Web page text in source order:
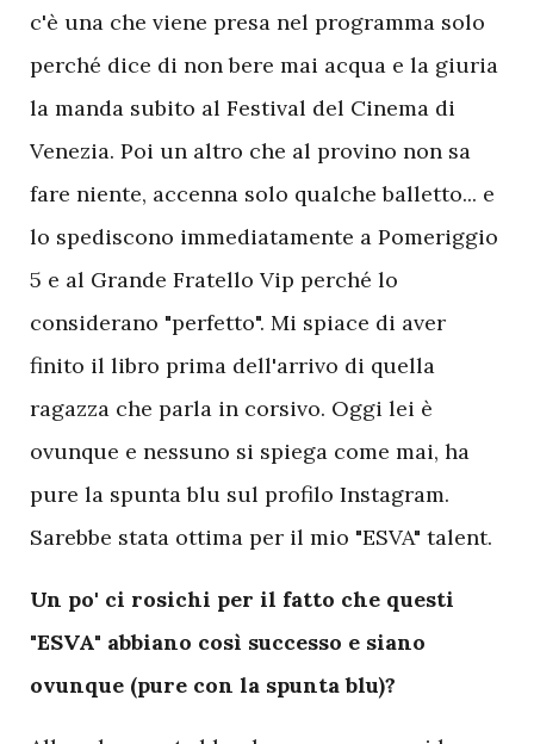
c'è una che viene presa nel programma solo
perché dice di non bere mai acqua e la giuria
la manda subito al Festival del Cinema di
Venezia. Poi un altro che al provino non sa
fare niente, accenna solo qualche balletto... e
lo spediscono immediatamente a Pomeriggio
5 e al Grande Fratello Vip perché lo
considerano "perfetto". Mi spiace di aver
finito il libro prima dell'arrivo di quella
ragazza che parla in corsivo. Oggi lei è
ovunque e nessuno si spiega come mai, ha
pure la spunta blu sul profilo Instagram.
Sarebbe stata ottima per il mio "ESVA" talent.
Un po' ci rosichi per il fatto che questi
"ESVA" abbiano così successo e siano
ovunque (pure con la spunta blu)?